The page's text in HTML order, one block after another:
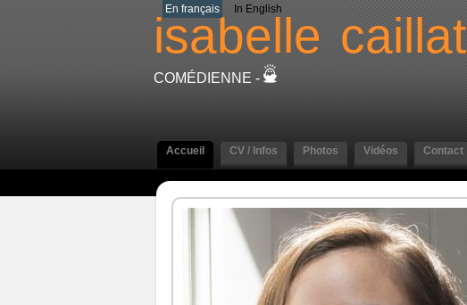
En français In English
isabelle caillat
COMÉDIENNE -
Accueil CV / Infos Photos Vidéos Contact